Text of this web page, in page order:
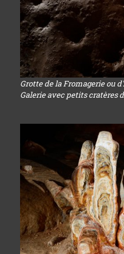
Grotte de la Fromagerie ou
Galerie avec petits cratères